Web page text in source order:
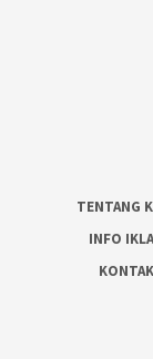
TENTANG
INFO
KONTAK